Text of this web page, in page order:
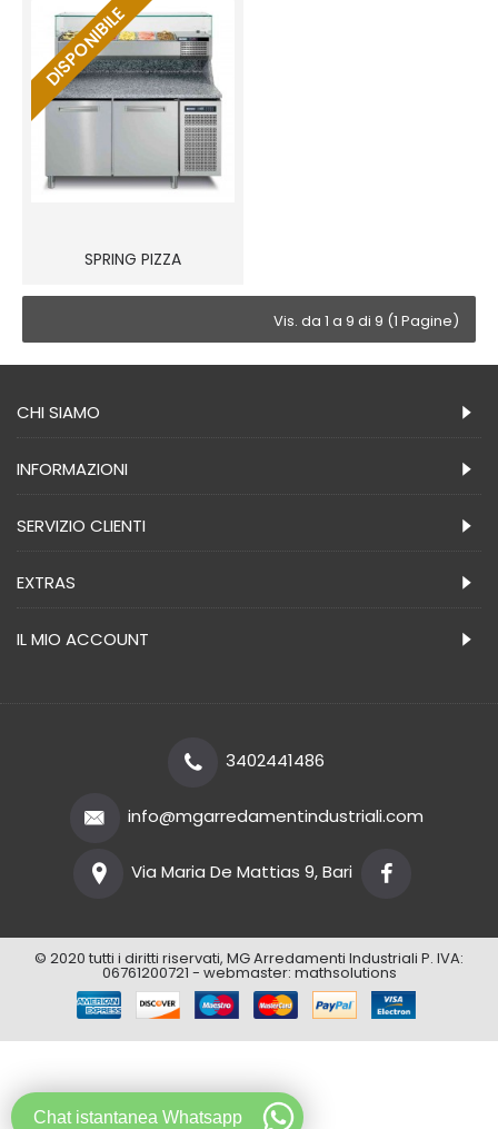
DISPONIBILE
SPRING PIZZA
Vis. da 1 a 9 di 9 (1 Pagine)
CHI SIAMO
INFORMAZIONI
SERVIZIO CLIENTI
EXTRAS
IL MIO ACCOUNT
3402441486
info@mgarredamentindustriali.com
Via Maria De Mattias 9, Bari
© 2020 tutti i diritti riservati, MG Arredamenti Industriali P. IVA:
06761200721 - webmaster: mathsolutions
Chat istantanea Whatsapp